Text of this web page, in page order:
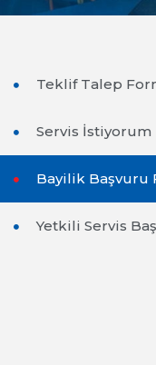
Teklif Talep
Servis İstiyorum
Bayilik Başvuru
Yetkili Servis